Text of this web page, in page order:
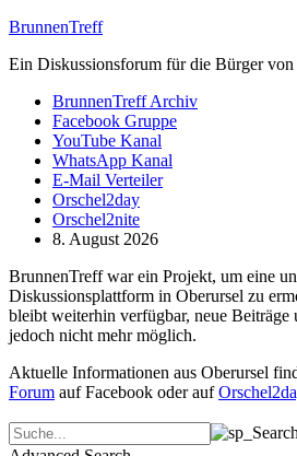
BrunnenTreff
Ein Diskussionsforum für die Bürger von
BrunnenTreff Archiv
Facebook Gruppe
YouTube Kanal
WhatsApp Kanal
E-Mail Verteiler
Orschel2day
Orschel2nite
8. August 2026
BrunnenTreff war ein Projekt, um eine
Diskussionsplattform in Oberursel zu
bleibt weiterhin verfügbar, neue Beiträge
jedoch nicht mehr möglich.
Aktuelle Informationen aus Oberursel
Forum auf Facebook oder auf